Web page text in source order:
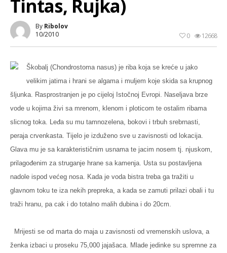
Tintas, Rujka)
By Ribolov
10/2010
12668
0
Škobalj (Chondrostoma nasus) je riba koja se kreće u jako
velikim jatima i hrani se algama i muljem koje skida sa krupnog
šljunka. Rasprostranjen je po cijeloj Istočnoj Evropi. Naseljava brze
vode u kojima živi sa mrenom, klenom i ploticom te ostalim ribama
slicnog toka. Leđa su mu tamnozelena, bokovi i trbuh srebrnasti,
peraja crvenkasta. Tijelo je izduženo sve u zavisnosti od lokacija.
Glava mu je sa karakterističnim usnama te jacim nosem tj. njuskom,
prilagođenim za struganje hrane sa kamenja. Usta su postavljena
nadole ispod većeg nosa. Kada je voda bistra treba ga tražiti u
glavnom toku te iza nekih prepreka, a kada se zamuti prilazi obali i tu
traži hranu, pa cak i do totalno malih dubina i do 20cm.
Mrijesti se od marta do maja u zavisnosti od vremenskih uslova, a
ženka izbaci u proseku 75,000 jajašaca. Mlade jedinke su spremne za